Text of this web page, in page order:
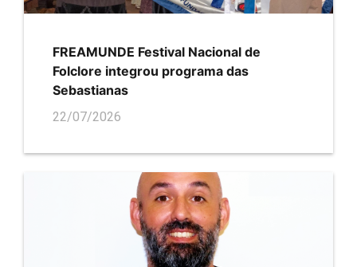
FREAMUNDE Festival Nacional de
Folclore integrou programa das
Sebastianas
22/07/2026